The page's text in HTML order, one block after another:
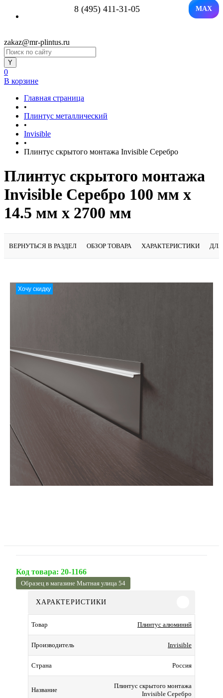
8 (495) 411-31-05 MAX
zakaz@mr-plintus.ru
0
В корзине
Главная страница
•
Плинтус металлический
•
Invisible
•
Плинтус скрытого монтажа Invisible Серебро
Плинтус скрытого монтажа
Invisible Серебро 100 мм x
14.5 мм х 2700 мм
ВЕРНУТЬСЯ В РАЗДЕЛ ОБЗОР ТОВАРА ХАРАКТЕРИСТИКИ
Хочу скидку
Код товара: 20-1166
Образец в магазине Мытная улица 54
ХАРАКТЕРИСТИКИ
Товар Плинтус алюминий
Производитель Invisible
Страна Россия
Название
Плинтус скрытого монтажа
Invisible Серебро